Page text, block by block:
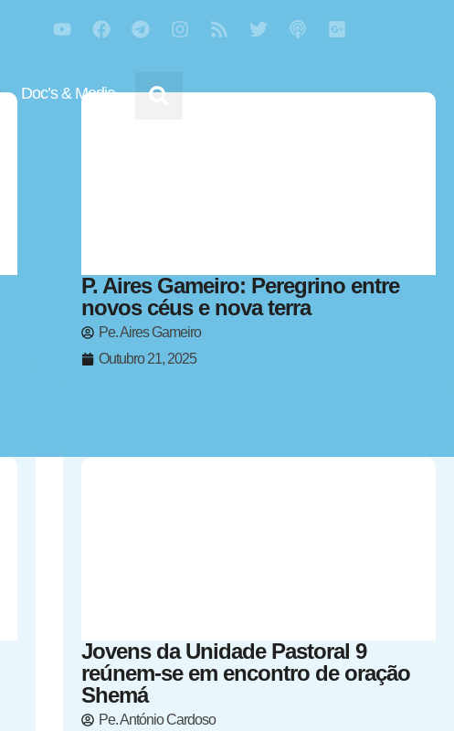
Doc’s & Media
P. Aires Gameiro: Peregrino entre
novos céus e nova terra
Pe. Aires Gameiro
Outubro 21, 2025
Jovens da Unidade Pastoral 9
reúnem-se em encontro de oração
Shemá
Pe. António Cardoso